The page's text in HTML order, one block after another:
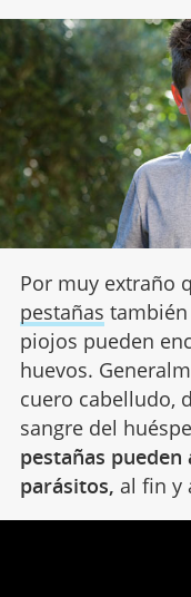
Por muy extraño
pestañas
piojos pueden
huevos.
cuero cabelludo,
sangre del
pestañas
parásitos, al fin y